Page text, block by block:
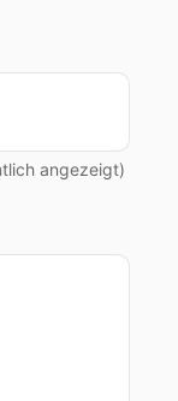
angezeigt)